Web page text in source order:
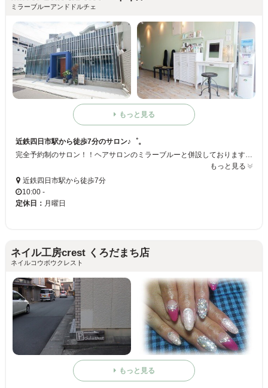
ミラーブルーアンドドルチェ
もっと見る
近鉄四日市駅から徒歩7分のサロン♪゜。
もっと見る
近鉄四日市駅から徒歩7分
10:00 -
定休日： 月曜日
ネイル工房crest くろだまち店
ネイルコウボウクレスト
もっと見る